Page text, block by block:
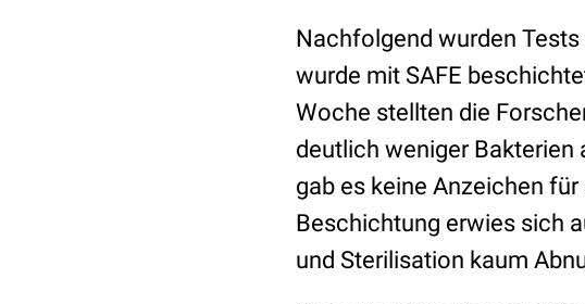
Nachfolgend wurden
wurde mit SAFE
Woche stellten die
deutlich weniger Bakterien
gab es keine Anzeichen
Beschichtung erwies sich
und Sterilisation kaum